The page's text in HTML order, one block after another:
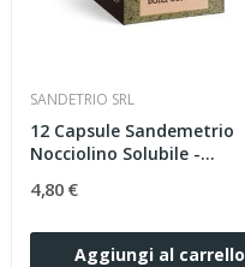
SANDETRIO SRL
12 Capsule Sandemetrio
Nocciolino Solubile -...
4,80 €
Aggiungi al carrello